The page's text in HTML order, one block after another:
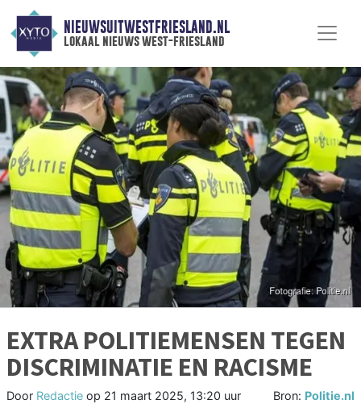
NIEUWSUITWESTFRIESLAND.NL
lokaal nieuws west-friesland
EXTRA POLITIEMENSEN TEGEN
DISCRIMINATIE EN RACISME
Door Redactie op 21 maart 2025, 13:20 uur Bron: Politie.nl